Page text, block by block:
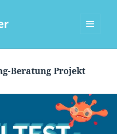
Beratung Projekt